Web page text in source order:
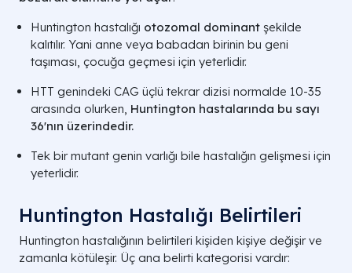
Huntington hastalığı otozomal dominant şekilde
kalıtılır. Yani anne veya babadan birinin bu geni
taşıması, çocuğa geçmesi için yeterlidir.
HTT genindeki CAG üçlü tekrar dizisi normalde 10-35
arasında olurken, Huntington hastalarında bu sayı
36'nın üzerindedir.
Tek bir mutant genin varlığı bile hastalığın gelişmesi için
yeterlidir.
Huntington Hastalığı Belirtileri
Huntington hastalığının belirtileri kişiden kişiye değişir ve
zamanla kötüleşir. Üç ana belirti kategorisi vardır: